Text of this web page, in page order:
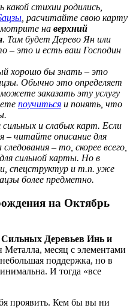
какой стихии родились,
, расчитайте свою карту
на верхний
. Там будет Дерево Ян или
– это и есть ваш Господин
хорошо бы знать – это
Обычно это определяет
заказать эту услугу
поучиться и понять, что
и слабых карт. Если
– читайте описание для
– то, скорее всего,
сильной карты. Но в
спецструктур и т.п. уже
более предметно.
на Октябрь
Сильных Деревьев Инь и
Металла, месяц с элементами
поддержка, но в
И тогда «все
проявить. Кем бы вы ни